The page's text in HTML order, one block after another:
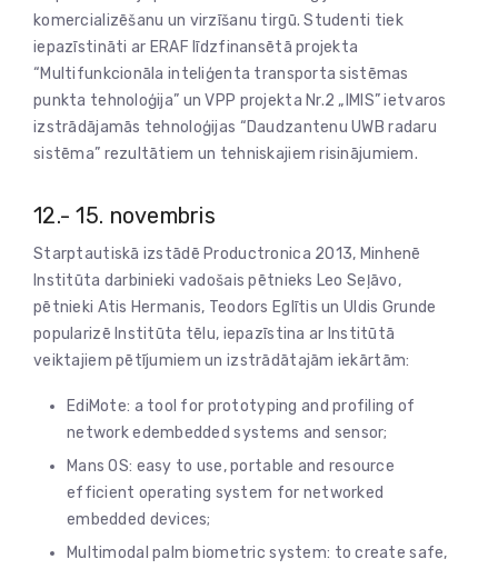
komercializēšanu un virzīšanu tirgū. Studenti tiek
iepazīstināti ar ERAF līdzfinansētā projekta
“Multifunkcionāla inteliģenta transporta sistēmas
punkta tehnoloģija” un VPP projekta Nr.2 „IMIS” ietvaros
izstrādājamās tehnoloģijas “Daudzantenu UWB radaru
sistēma” rezultātiem un tehniskajiem risinājumiem.
12.- 15. novembris
Starptautiskā izstādē Productronica 2013, Minhenē
Institūta darbinieki vadošais pētnieks Leo Seļāvo,
pētnieki Atis Hermanis, Teodors Eglītis un Uldis Grunde
popularizē Institūta tēlu, iepazīstina ar Institūtā
veiktajiem pētījumiem un izstrādātajām iekārtām:
EdiMote: a tool for prototyping and profiling of
network edembedded systems and sensor;
Mans OS: easy to use, portable and resource
efficient operating system for networked
embedded devices;
Multimodal palm biometric system: to create safe,